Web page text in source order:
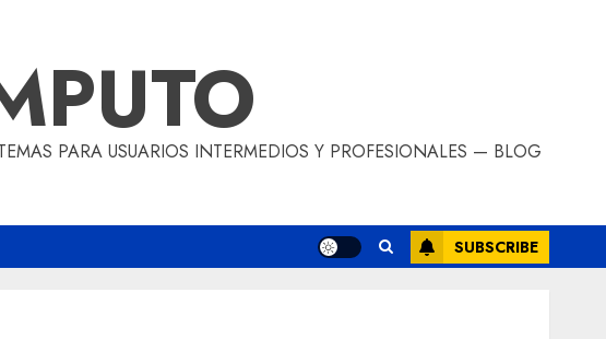
PARA USUARIOS INTERMEDIOS Y PROFESIONALES — BLOG
SUBSCRIBE